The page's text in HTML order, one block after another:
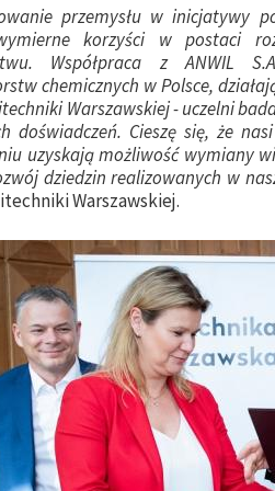
przemysłu w inicjatywy
korzyści w postaci
Współpraca z ANWIL
chemicznych w Polsce,
Warszawskiej - uczelni
doświadczeń. Cieszę się, że
uzyskają możliwość wymiany
dziedzin realizowanych w
Warszawskiej.